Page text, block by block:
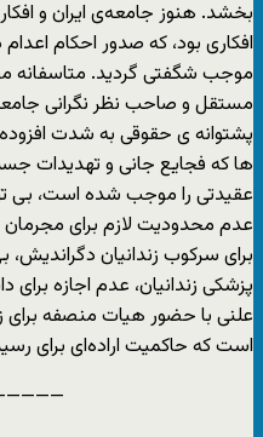
بخشد. هنوز جامعه‌ی ایران و
افکاری بود، که صدور احکام اعدام
موجب شگفتی گردید. متاسفانه
مستقل و صاحب نظر نگرانی
پشتوانه ی حقوقی به شدت
ها که فجایع جانی و تهدیدات
عقیدتی را موجب شده است، بی
عدم محدودیت لازم برای مجرمان
برای سرکوب زندانیان
پزشکی زندانیان، عدم اجازه برای
علنی با حضور هیات منصفه برای
است که حاکمیت اراده‌ای برای